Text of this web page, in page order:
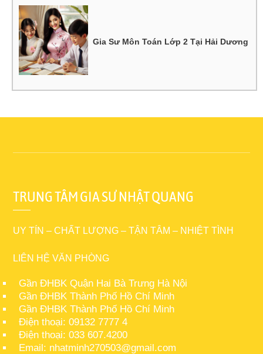
Gia Sư Môn Toán Lớp 2 Tại Hải Dương
TRUNG TÂM GIA SƯ NHẬT QUANG
UY TÍN – CHẤT LƯỢNG – TẬN TÂM – NHIỆT TÌNH
LIÊN HỆ VĂN PHÒNG
Gần ĐHBK Quận Hai Bà Trưng Hà Nội
Gần ĐHBK Thành Phố Hồ Chí Minh
Gần ĐHBK Thành Phố Hồ Chí Minh
Điện thoại: 09132 7777 4
Điện thoại: 033 607.4200
Email: nhatminh270503@gmail.com